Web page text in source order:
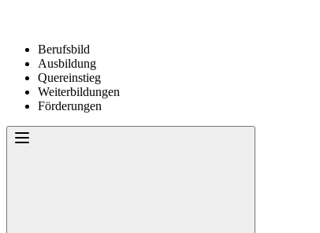
Berufsbild
Ausbildung
Quereinstieg
Weiterbildungen
Förderungen